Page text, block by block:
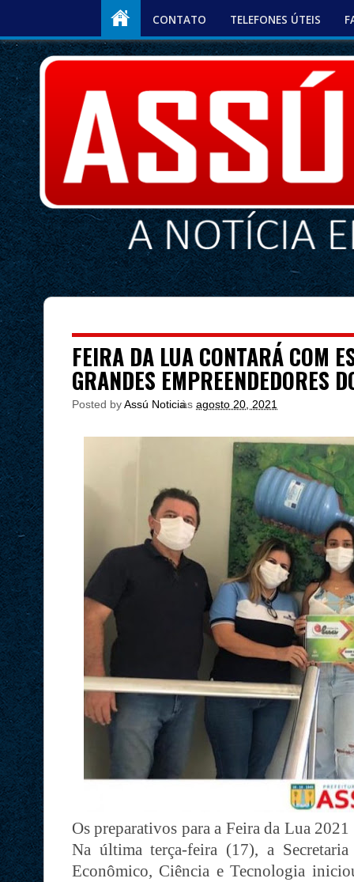
CONTATO TELEFONES ÚTEIS
FEIRA DA LUA CONTARÁ COM
GRANDES EMPREENDEDORES
Posted byAssú Noticia
às agosto 20, 2021
Os preparativos para a Feira da Lua
Na última terça-feira (17), a
Econômico, Ciência e Tecnologia